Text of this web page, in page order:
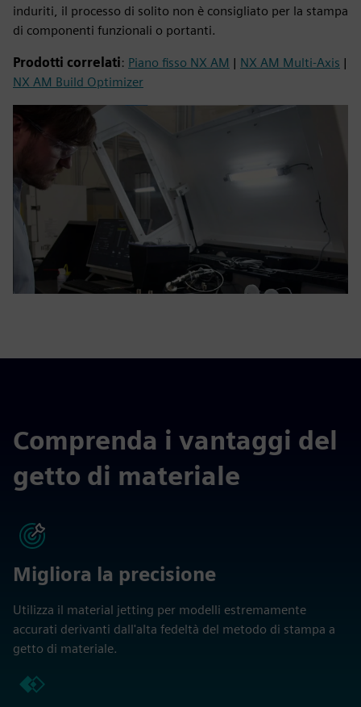
induriti, il processo di solito non è consigliato per la stampa
di componenti funzionali o portanti.
Prodotti correlati: Piano fisso NX AM | NX AM Multi-Axis |
NX AM Build Optimizer
Comprenda i vantaggi del
getto di materiale
Migliora la precisione
Utilizza il material jetting per modelli estremamente
accurati derivanti dall'alta fedeltà del metodo di stampa a
getto di materiale.